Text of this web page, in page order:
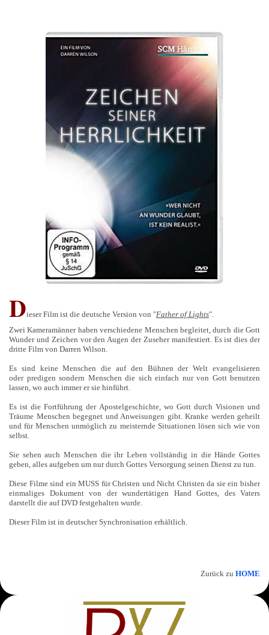
Dieser Film ist die deutsche Version von "Father of Lights".
Zwei Kameramänner haben verschiedene Menschen begleitet, durch die Gott
Wunder und Zeichen vor den Augen der Zuseher manifestiert. Es ist dies der
dritte Film von Darren Wilson.
Es sind keine Menschen die auf den Bühnen der Welt evangelisieren
oder predigen sondern Menschen die sich einfach nur von Gott benutzen
lassen, wo auch immer er sie hinführt.
Es ist die Fortführung der Apostelgeschichte, wo Gott durch Visionen und
Träume Menschen begegnet und Anweisungen gibt. Kranke werden geheilt
und für Menschen unmöglich zu meisternde Situationen lösen sich wie von
selbst.
Sie sehen auch Menschen die ihr Leben vollständig in die Hände Gottes
geben, alles aufgeben um nur durch Gottes Versorgung seinen Dienst zu tun.
Diese Filme sind ein MUSS für Christen und Nicht Christen da sie ein bisher
einmaliges Dokument von der wundertätigen Hand Gottes, des Vaters
darstellt die auf DVD festgehalten wurde.
Dieser Film ist in deutscher Synchronisation erhältlich.
Zurück zu HOME